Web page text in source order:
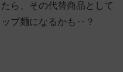
ら、その代替商品として
プ麺になるかも‥？